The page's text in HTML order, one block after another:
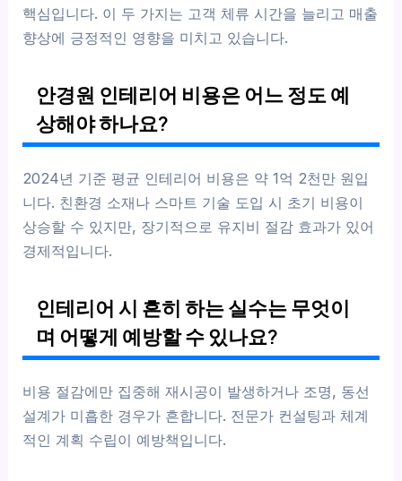
핵심입니다. 이 두 가지는 고객 체류 시간을 늘리고 매출
향상에 긍정적인 영향을 미치고 있습니다.
안경원 인테리어 비용은 어느 정도 예
상해야 하나요?
2024년 기준 평균 인테리어 비용은 약 1억 2천만 원입
니다. 친환경 소재나 스마트 기술 도입 시 초기 비용이
상승할 수 있지만, 장기적으로 유지비 절감 효과가 있어
경제적입니다.
인테리어 시 흔히 하는 실수는 무엇이
며 어떻게 예방할 수 있나요?
비용 절감에만 집중해 재시공이 발생하거나 조명, 동선
설계가 미흡한 경우가 흔합니다. 전문가 컨설팅과 체계
적인 계획 수립이 예방책입니다.